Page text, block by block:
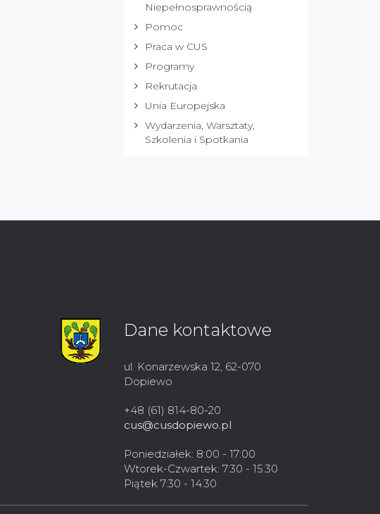
Niepełnosprawnością
Pomoc
Praca w CUS
Programy
Rekrutacja
Unia Europejska
Wydarzenia, Warsztaty,
Szkolenia i Spotkania
Dane kontaktowe
ul. Konarzewska 12, 62-070
Dopiewo
+48 (61) 814-80-20
cus@cusdopiewo.pl
Poniedziałek: 8:00 - 17:00
Wtorek-Czwartek: 7:30 - 15:30
Piątek 7:30 - 14:30